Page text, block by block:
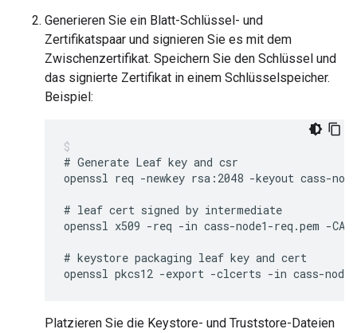
Generieren Sie ein Blatt-Schlüssel- und
Zertifikatspaar und signieren Sie es mit dem
Zwischenzertifikat. Speichern Sie den Schlüssel und
das signierte Zertifikat in einem Schlüsselspeicher.
Beispiel:
# Generate Leaf key and csr
openssl req -newkey rsa:2048 -keyout cass-
# leaf cert signed by intermediate
openssl x509 -req -in cass-node1-req.pem -
# keystore packaging leaf key and cert
openssl pkcs12 -export -clcerts -in cass-
Platzieren Sie die Keystore- und Truststore-Dateien